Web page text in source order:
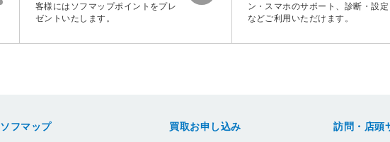
客様にはソフマップポイントをプレ
ゼントいたします。
ン・スマホのサポート、診断・設定
などご利用いただけます。
ソフマップ 買取お申し込み 訪問・店頭